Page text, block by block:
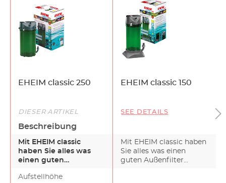
EHEIM classic 250 EHEIM classic 150
DIESER ARTIKEL SEE DETAILS
Beschreibung
Mit EHEIM classic
haben Sie alles was
einen guten
Mit der Wa…
Mit EHEIM classic haben
Sie alles was einen
guten Außenfilter
Aufstellhöhe